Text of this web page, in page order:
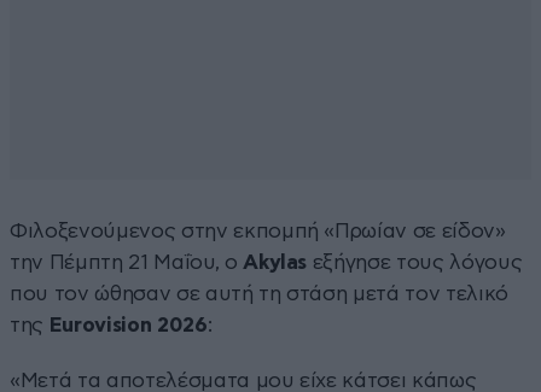
Φιλοξενούμενος στην εκπομπή «Πρωίαν σε είδον»
την Πέμπτη 21 Μαΐου, ο Akylas εξήγησε τους λόγους
που τον ώθησαν σε αυτή τη στάση μετά τον τελικό
της Eurovision 2026:
«Μετά τα αποτελέσματα μου είχε κάτσει κάπως